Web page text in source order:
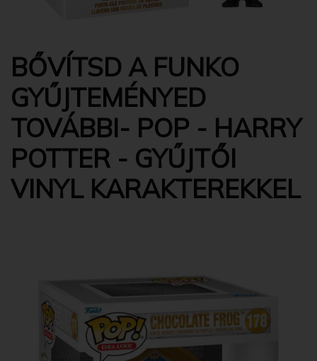
BŐVÍTSD A FUNKO
GYŰJTEMÉNYED
TOVÁBBI- POP - HARRY
POTTER - GYŰJTŐI
VINYL KARAKTEREKKEL